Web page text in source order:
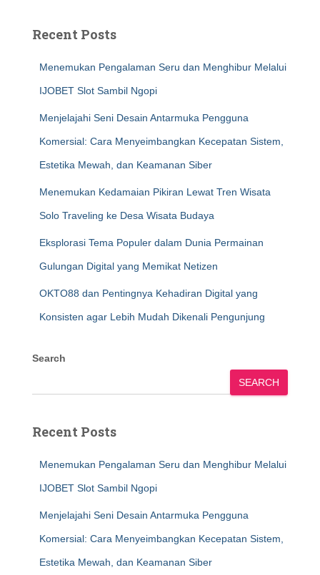
Recent Posts
Menemukan Pengalaman Seru dan Menghibur Melalui
IJOBET Slot Sambil Ngopi
Menjelajahi Seni Desain Antarmuka Pengguna
Komersial: Cara Menyeimbangkan Kecepatan Sistem,
Estetika Mewah, dan Keamanan Siber
Menemukan Kedamaian Pikiran Lewat Tren Wisata
Solo Traveling ke Desa Wisata Budaya
Eksplorasi Tema Populer dalam Dunia Permainan
Gulungan Digital yang Memikat Netizen
OKTO88 dan Pentingnya Kehadiran Digital yang
Konsisten agar Lebih Mudah Dikenali Pengunjung
Search
SEARCH
Recent Posts
Menemukan Pengalaman Seru dan Menghibur Melalui
IJOBET Slot Sambil Ngopi
Menjelajahi Seni Desain Antarmuka Pengguna
Komersial: Cara Menyeimbangkan Kecepatan Sistem,
Estetika Mewah, dan Keamanan Siber